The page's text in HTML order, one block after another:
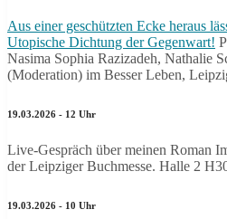
Aus einer geschützten Ecke heraus
Utopische Dichtung der Gegenwart!
Nasima Sophia Razizadeh, Nathalie
(Moderation) im Besser Leben,
19.03.2026 - 12 Uhr
Live-Gespräch über meinen Roman
der Leipziger Buchmesse. Halle 2
19.03.2026 - 10 Uhr